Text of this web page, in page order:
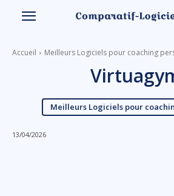
Accueil Meilleurs Logiciels pour coaching
Meilleurs Logiciels pour
13/04/2026